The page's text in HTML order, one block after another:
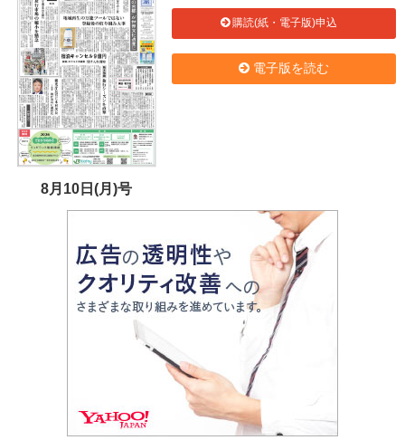
8月10日(月)号
購読(紙・電子版)申込
電子版を読む